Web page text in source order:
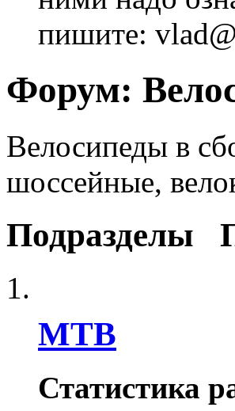
пишите:
Форум:
Велосипеды в
шоссейные,
Подразделы
MTB
Статистика